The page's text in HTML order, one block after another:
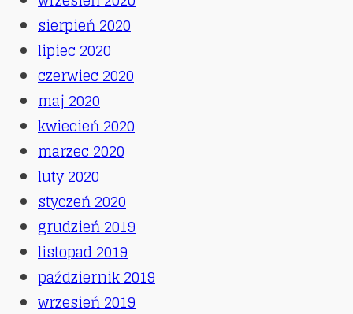
sierpień 2020
lipiec 2020
czerwiec 2020
maj 2020
kwiecień 2020
marzec 2020
luty 2020
styczeń 2020
grudzień 2019
listopad 2019
październik 2019
wrzesień 2019